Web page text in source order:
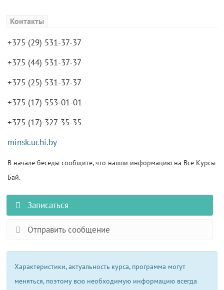
Контакты
+375 (29) 531-37-37
+375 (44) 531-37-37
+375 (25) 531-37-37
+375 (17) 553-01-01
+375 (17) 327-35-35
minsk.uchi.by
В начале беседы сообщите, что нашли информацию на Все Курсы
Бай.
Записаться
Отправить сообщение
Характеристики, актуальность курса, программа могут
меняться, поэтому всю необходимую информацию всегда